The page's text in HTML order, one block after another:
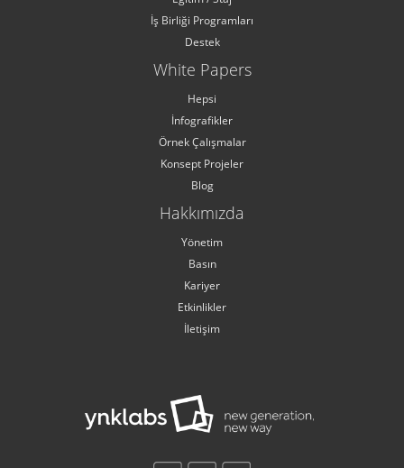
İş Birliği Programları
Destek
White Papers
Hepsi
İnfografikler
Örnek Çalışmalar
Konsept Projeler
Blog
Hakkımızda
Yönetim
Basın
Kariyer
Etkinlikler
İletişim